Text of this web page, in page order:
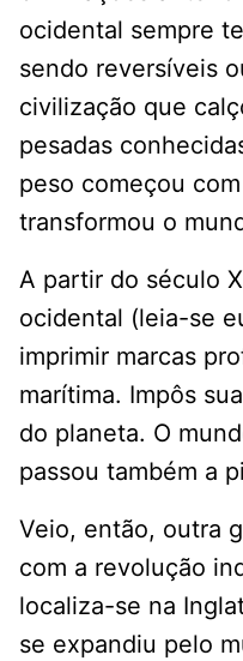
ocidental sempre
sendo reversíveis
civilização que
pesadas
peso começou
transformou o
A partir do século
ocidental (leia-se
imprimir marcas
marítima. Impôs
do planeta. O
passou também a
Veio, então, outra
com a revolução
localiza-se na
se expandiu pelo